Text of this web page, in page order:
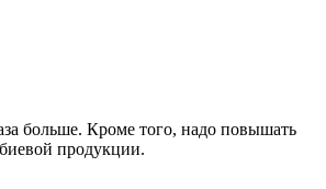
больше. Кроме того, надо повышать
продукции.